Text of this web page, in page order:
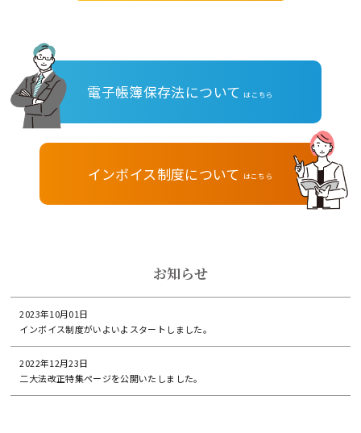
電子帳簿保存法について はこちら
インボイス制度について はこちら
お知らせ
2023年10月01日
インボイス制度がいよいよスタートしました。
2022年12月23日
二大法改正特集ページを公開いたしました。